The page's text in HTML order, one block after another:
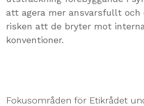
att agera mer ansvarsfullt och
risken att de bryter mot
konventioner.
Fokusområden för Etikrådet